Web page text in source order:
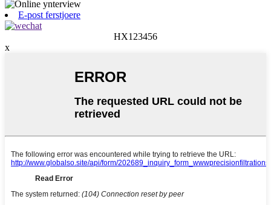
E-post ferstjoere
HX123456
x